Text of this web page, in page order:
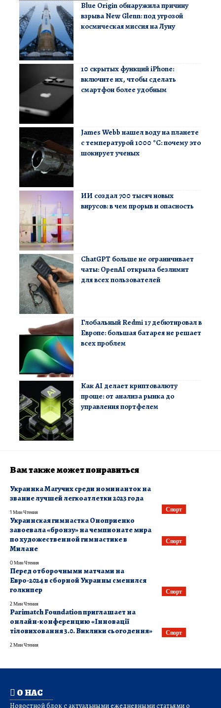
Blue Origin обнаружила причину
взрыва New Glenn: под угрозой
космическая миссия на Луну
10 скрытых функций iPhone:
включите их, чтобы сделать
смартфон более удобным
James Webb нашел воду на планете
с температурой 1000 °C: почему это
шокирует ученых
ИИ создал 700 тысяч новых
вирусов: в чем прорыв и опасность
ChatGPT больше не ограничивает
чаты: OpenAI открыла безлимит
для всех пользователей
Глобальный Redmi 17 дебютировал в
Европе: большая батарея не решает
всех проблем
Как AI делает криптовалюту
проще: от анализа рынка до
управления портфелем
Вам также может понравиться
Спорт
Украинка Магучих среди номинанток на
звание лучшей легкоатлетки 2023 года
1 Мин Чтения
Спорт
Украинская гимнастка Оноприенко
завоевала «бронзу» на чемпионате мира
по художественной гимнастике в
Милане
0 Мин Чтения
Спорт
Перед отборочными матчами на
Евро-2024 в сборной Украины сменился
голкипер
2 Мин Чтения
Спорт
Parimatch Foundation приглашает на
онлайн-конференцию «Інновації
тіловиховання 3.0. Виклики сьогодення»
2 Мин Чтения
О НАС
Новостной блок с актуальными ежедневными статьями о